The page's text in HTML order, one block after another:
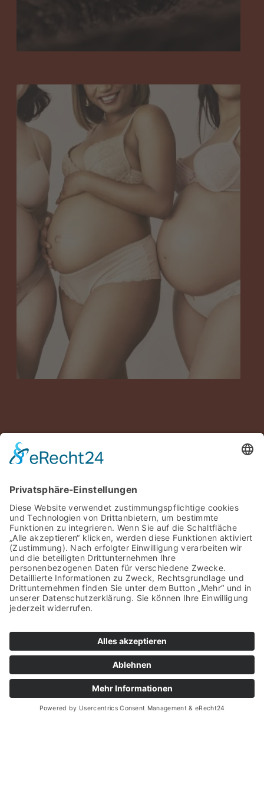
BLOG
AKTUELLES
BEHANDLUNGSARTEN
Bei uns findest du alle Informationen, rund um deinen
Kinderwunsch. Außerdem stehen wir dir mit Herz,
Einfühlungsvermögen und einem langjährigen
Netzwerk zur Verfügung.
WISSENSWERTES